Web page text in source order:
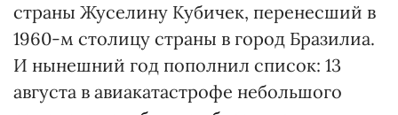
страны Жуселину Кубичек, перенесший в
1960-м столицу страны в город Бразилиа.
И нынешний год пополнил список: 13
августа в авиакатастрофе небольшого